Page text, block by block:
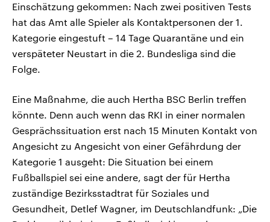
Einschätzung gekommen: Nach zwei positiven Tests
hat das Amt alle Spieler als Kontaktpersonen der 1.
Kategorie eingestuft – 14 Tage Quarantäne und ein
verspäteter Neustart in die 2. Bundesliga sind die
Folge.
Eine Maßnahme, die auch Hertha BSC Berlin treffen
könnte. Denn auch wenn das RKI in einer normalen
Gesprächssituation erst nach 15 Minuten Kontakt von
Angesicht zu Angesicht von einer Gefährdung der
Kategorie 1 ausgeht: Die Situation bei einem
Fußballspiel sei eine andere, sagt der für Hertha
zuständige Bezirksstadtrat für Soziales und
Gesundheit, Detlef Wagner, im Deutschlandfunk: „Die